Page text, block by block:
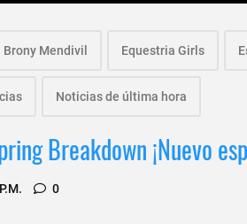
Brony Mendivil Equestria Girls
Noticias de última hora
Breakdown ¡Nuevo
0